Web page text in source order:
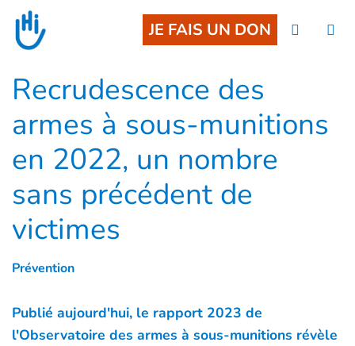
Goto main content
JE FAIS UN DON
Recrudescence des
armes à sous-munitions
en 2022, un nombre
sans précédent de
victimes
Prévention
Publié aujourd'hui, le rapport 2023 de
l'Observatoire des armes à sous-munitions révèle